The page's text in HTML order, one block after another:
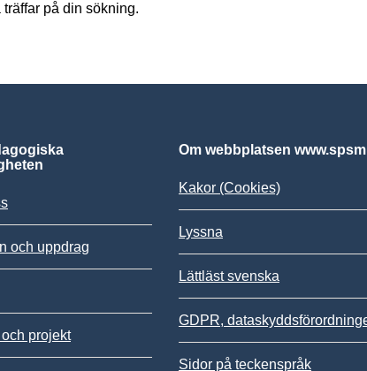
träffar på din sökning.
och uppdrag
projekt
Om webbplatsen
Kakor (Cookies)
Lyssna
Lättläst svenska
GDPR,
Sidor på teckenspråk